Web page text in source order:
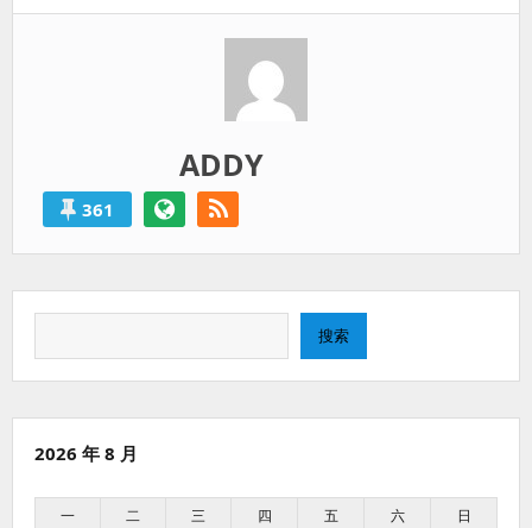
是
ADDY
361
搜索
2026 年 8 月
一 二 三 四 五 六
日